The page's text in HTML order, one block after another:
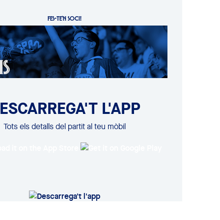
FES-TE'N SOCI!
L'APP
Tots els detalls del partit al teu mòbil